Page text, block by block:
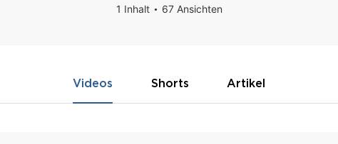
1 Inhalt 67 Ansichten
Videos Shorts Artikel